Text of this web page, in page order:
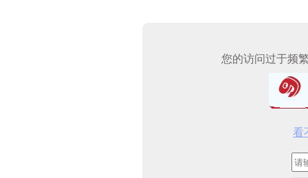
您的访问过于频
看